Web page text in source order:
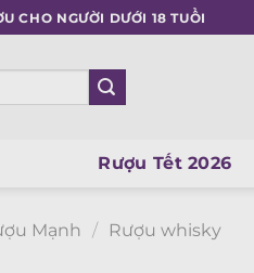
CHO NGƯỜI DƯỚI 18 TUỔI
Rượu Tết 2026
Mạnh / Rượu whisky